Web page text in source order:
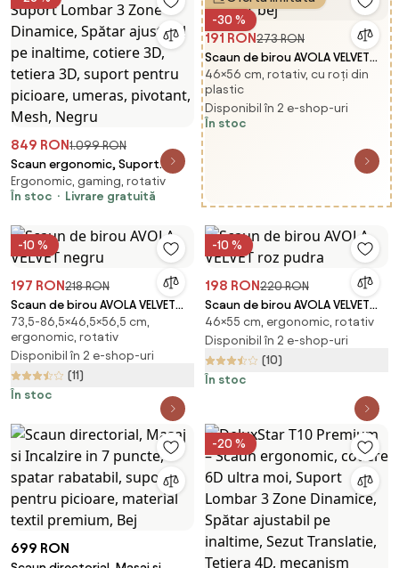
849 RON1.099 RON
Scaun ergonomic, Suport
Lombar 3 Zone Dinamice,
Spătar ajustabil pe inaltime,
pentru picioare, umeras,
pivotant, Mesh, Negru
Ergonomic, gaming, rotativ
În stoc
Livrare gratuită
-30 %
191 RON273 RON
Scaun de birou AVOLA VELVET
bej
46×56 cm, rotativ, cu roți din
plastic
Disponibil în 2 e-shop-uri
În stoc
-10 %
197 RON218 RON
Scaun de birou AVOLA VELVET
negru
73,5-86,5×46,5×56,5 cm,
ergonomic, rotativ
Disponibil în 2 e-shop-uri
(11)
În stoc
-10 %
198 RON220 RON
Scaun de birou AVOLA VELVET
roz pudra
46×55 cm, ergonomic, rotativ
Disponibil în 2 e-shop-uri
(10)
În stoc
699 RON
-20 %